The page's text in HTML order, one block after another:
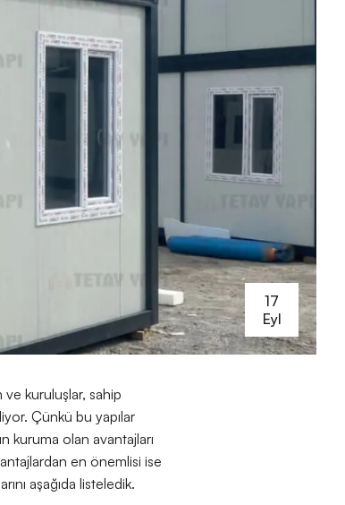
17
Eyl
kuruluşlar, sahip
Çünkü bu yapılar
kuruma olan avantajları
en önemlisi ise
aşağıda listeledik.